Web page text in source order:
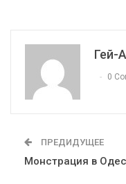
Гей-
0
ПРЕДИДУЩЕЕ
Монстрация в